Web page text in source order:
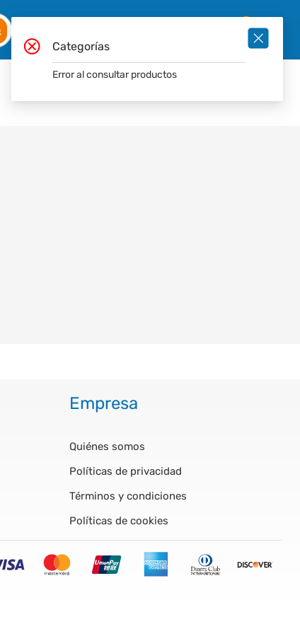
Empresa
Quiénes somos
Políticas de privacidad
Términos y condiciones
Políticas de cookies
Categorías
Error al consultar productos